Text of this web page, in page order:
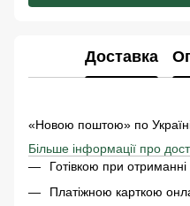
Доставка
«Новою поштою» по
Більше інформації про
Готівкою при отриманні
Платіжною карткою